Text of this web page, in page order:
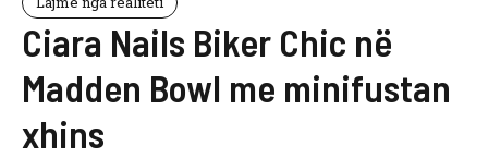
Ciara Nails Biker Chic në
Madden Bowl me minifustan
xhins